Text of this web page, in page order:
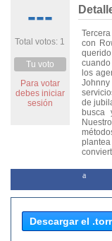
---
Total votos: 1
Tu voto
Para votar
debes iniciar
sesión
con
los
de
busca
Descargar el